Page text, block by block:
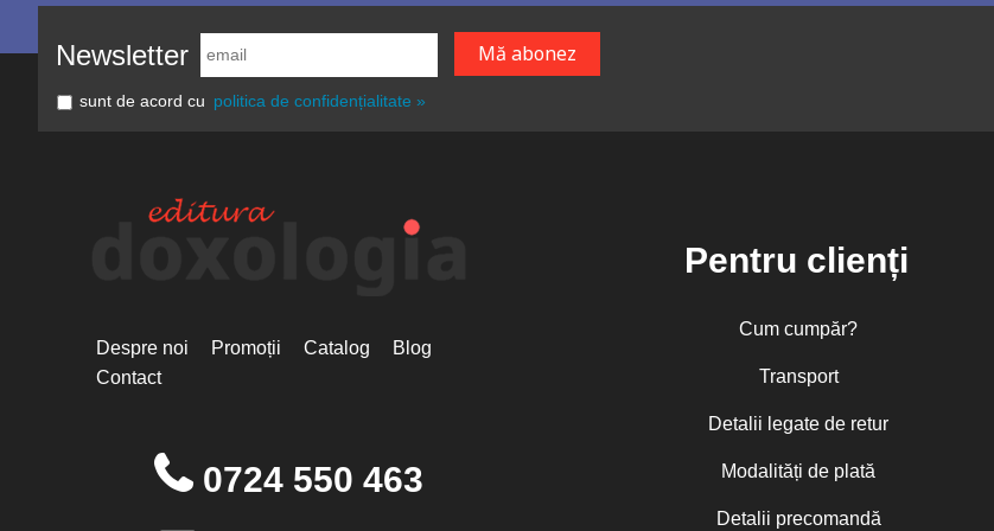
Newsletter
sunt de acord cu politica de confidențialitate »
Despre noi Promoții Catalog
Blog
Contact
0724 550 463
Pentru clienți
Cum cumpăr?
Transport
Detalii legate de retur
Modalități de plată
Detalii precomandă